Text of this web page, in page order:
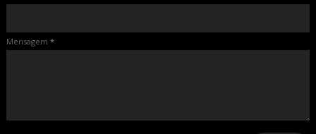
Mensagem *